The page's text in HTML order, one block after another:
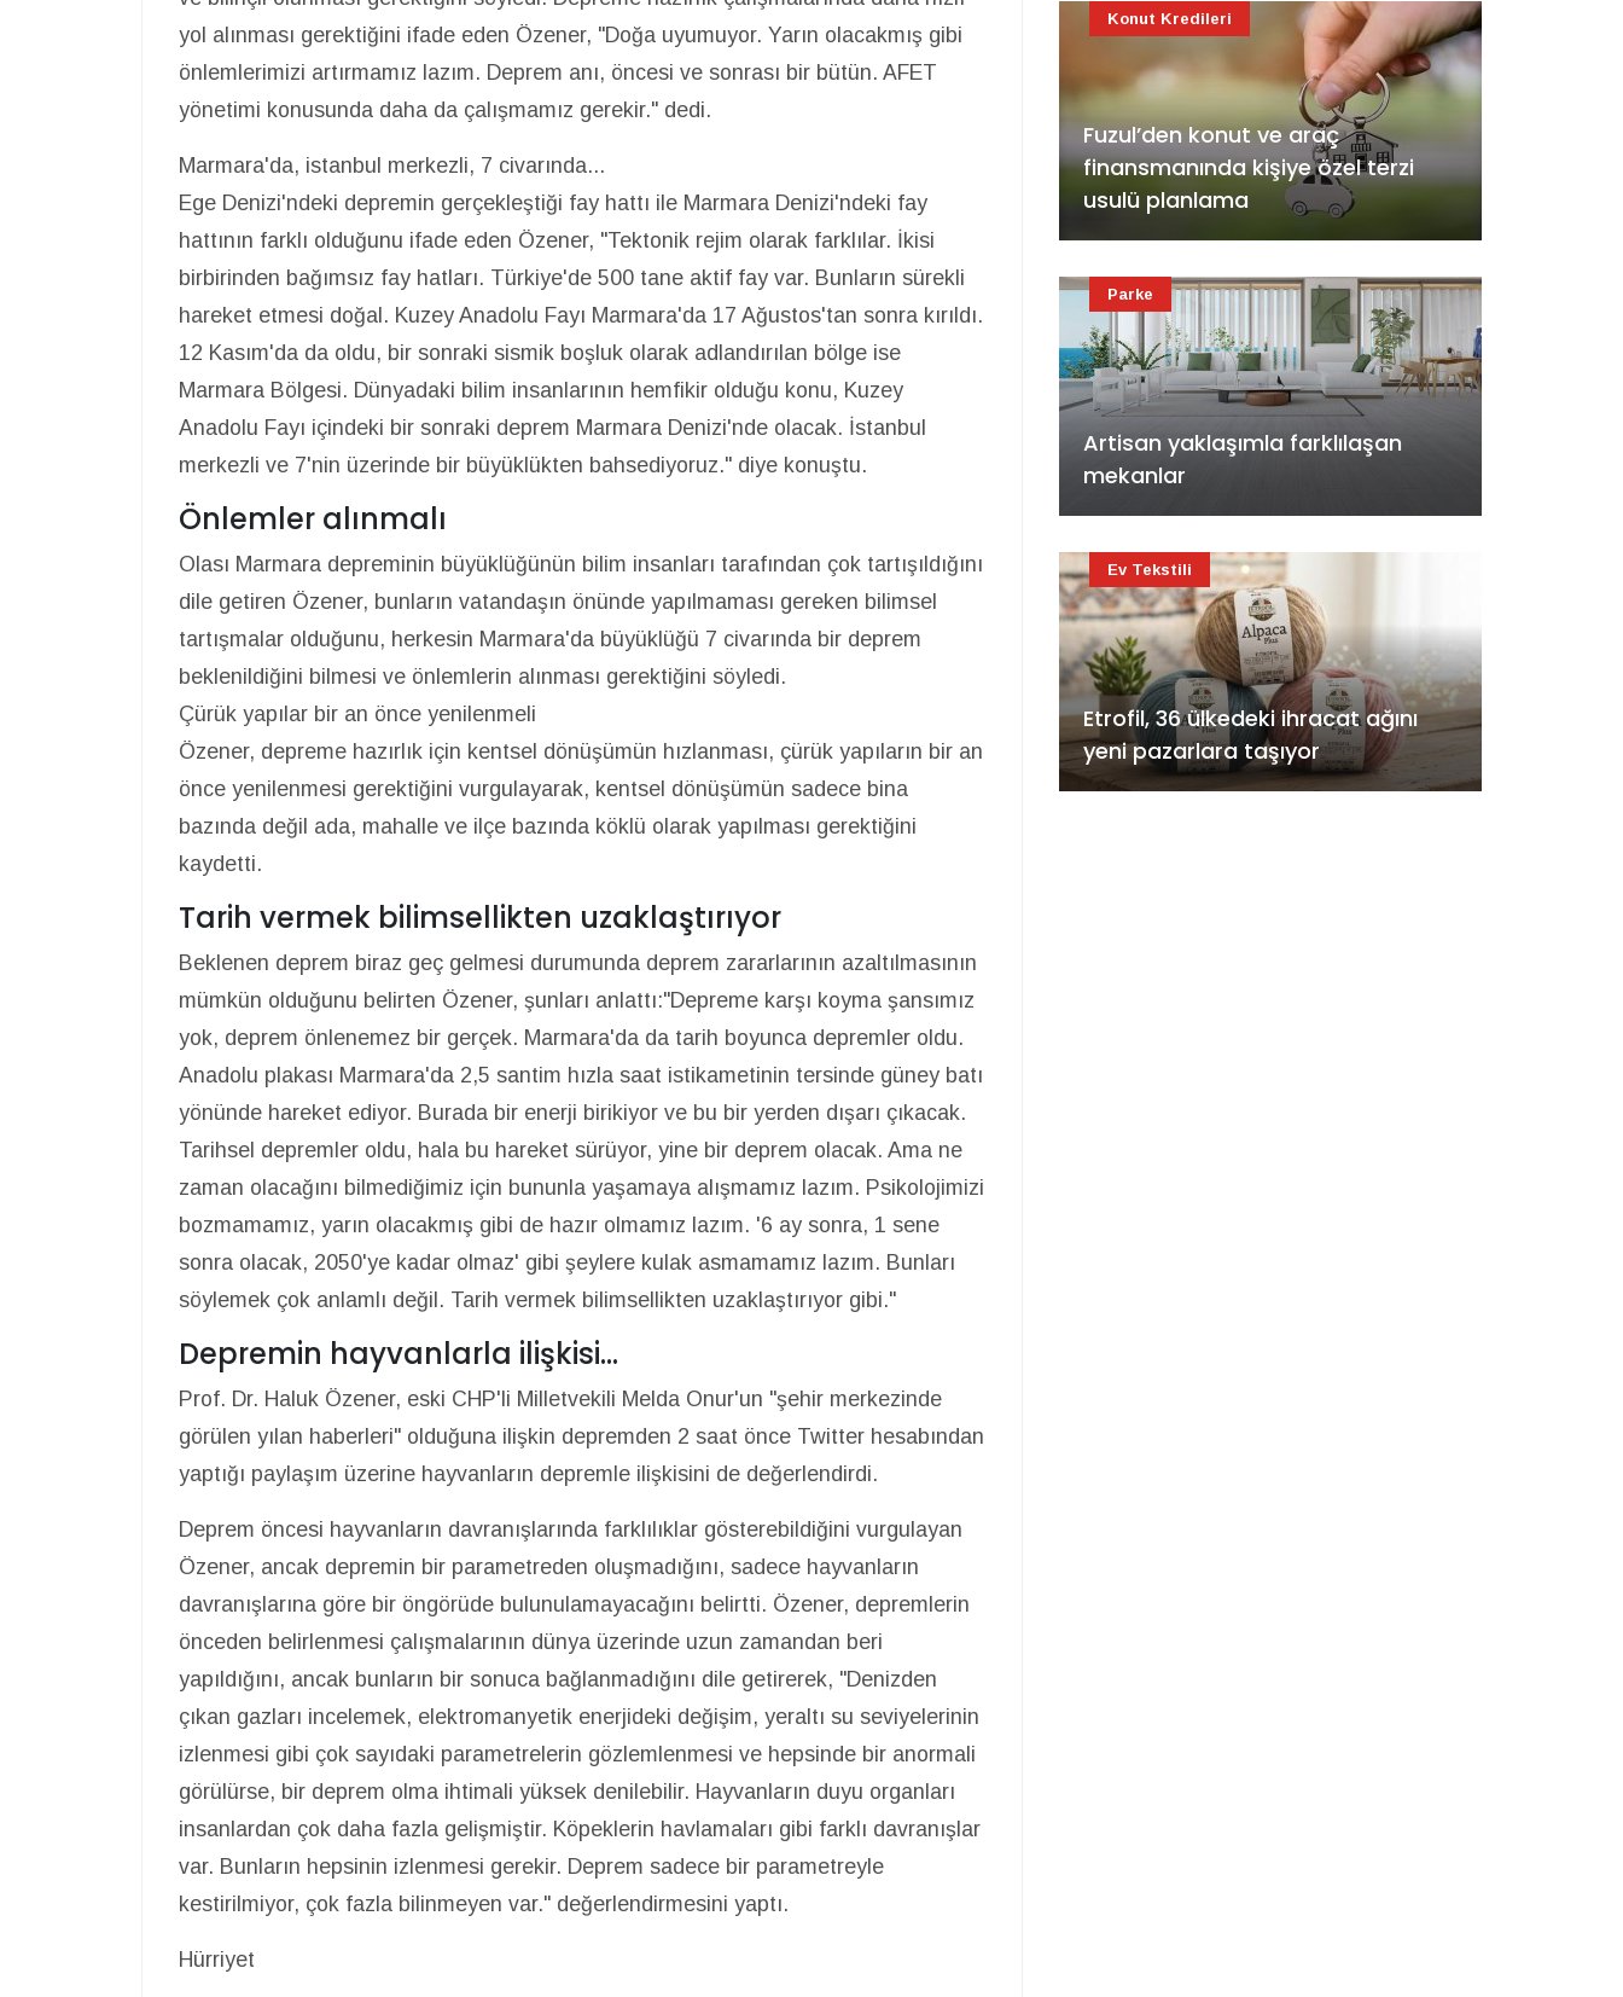
yol alınması gerektiğini ifade eden Özener, "Doğa uyumuyor. Yarın olacakmış gibi
önlemlerimizi artırmamız lazım. Deprem anı, öncesi ve sonrası bir bütün. AFET
yönetimi konusunda daha da çalışmamız gerekir." dedi.
Marmara'da, istanbul merkezli, 7 civarında...
Ege Denizi'ndeki depremin gerçekleştiği fay hattı ile Marmara Denizi'ndeki fay
hattının farklı olduğunu ifade eden Özener, "Tektonik rejim olarak farklılar. İkisi
birbirinden bağımsız fay hatları. Türkiye'de 500 tane aktif fay var. Bunların sürekli
hareket etmesi doğal. Kuzey Anadolu Fayı Marmara'da 17 Ağustos'tan sonra kırıldı.
12 Kasım'da da oldu, bir sonraki sismik boşluk olarak adlandırılan bölge ise
Marmara Bölgesi. Dünyadaki bilim insanlarının hemfikir olduğu konu, Kuzey
Anadolu Fayı içindeki bir sonraki deprem Marmara Denizi'nde olacak. İstanbul
merkezli ve 7'nin üzerinde bir büyüklükten bahsediyoruz." diye konuştu.
Önlemler alınmalı
Olası Marmara depreminin büyüklüğünün bilim insanları tarafından çok tartışıldığını
dile getiren Özener, bunların vatandaşın önünde yapılmaması gereken bilimsel
tartışmalar olduğunu, herkesin Marmara'da büyüklüğü 7 civarında bir deprem
beklenildiğini bilmesi ve önlemlerin alınması gerektiğini söyledi.
Çürük yapılar bir an önce yenilenmeli
Özener, depreme hazırlık için kentsel dönüşümün hızlanması, çürük yapıların bir an
önce yenilenmesi gerektiğini vurgulayarak, kentsel dönüşümün sadece bina
bazında değil ada, mahalle ve ilçe bazında köklü olarak yapılması gerektiğini
kaydetti.
Tarih vermek bilimsellikten uzaklaştırıyor
Beklenen deprem biraz geç gelmesi durumunda deprem zararlarının azaltılmasının
mümkün olduğunu belirten Özener, şunları anlattı:"Depreme karşı koyma şansımız
yok, deprem önlenemez bir gerçek. Marmara'da da tarih boyunca depremler oldu.
Anadolu plakası Marmara'da 2,5 santim hızla saat istikametinin tersinde güney batı
yönünde hareket ediyor. Burada bir enerji birikiyor ve bu bir yerden dışarı çıkacak.
Tarihsel depremler oldu, hala bu hareket sürüyor, yine bir deprem olacak. Ama ne
zaman olacağını bilmediğimiz için bununla yaşamaya alışmamız lazım. Psikolojimizi
bozmamamız, yarın olacakmış gibi de hazır olmamız lazım. '6 ay sonra, 1 sene
sonra olacak, 2050'ye kadar olmaz' gibi şeylere kulak asmamamız lazım. Bunları
söylemek çok anlamlı değil. Tarih vermek bilimsellikten uzaklaştırıyor gibi."
Depremin hayvanlarla ilişkisi...
Prof. Dr. Haluk Özener, eski CHP'li Milletvekili Melda Onur'un "şehir merkezinde
görülen yılan haberleri" olduğuna ilişkin depremden 2 saat önce Twitter hesabından
yaptığı paylaşım üzerine hayvanların depremle ilişkisini de değerlendirdi.
Deprem öncesi hayvanların davranışlarında farklılıklar gösterebildiğini vurgulayan
Özener, ancak depremin bir parametreden oluşmadığını, sadece hayvanların
davranışlarına göre bir öngörüde bulunulamayacağını belirtti. Özener, depremlerin
önceden belirlenmesi çalışmalarının dünya üzerinde uzun zamandan beri
yapıldığını, ancak bunların bir sonuca bağlanmadığını dile getirerek, "Denizden
çıkan gazları incelemek, elektromanyetik enerjideki değişim, yeraltı su seviyelerinin
izlenmesi gibi çok sayıdaki parametrelerin gözlemlenmesi ve hepsinde bir anormali
görülürse, bir deprem olma ihtimali yüksek denilebilir. Hayvanların duyu organları
insanlardan çok daha fazla gelişmiştir. Köpeklerin havlamaları gibi farklı davranışlar
var. Bunların hepsinin izlenmesi gerekir. Deprem sadece bir parametreyle
kestirilmiyor, çok fazla bilinmeyen var." değerlendirmesini yaptı.
Hürriyet
Fuzul’den konut ve araç
finansmanında kişiye özel terzi
usulü planlama
Konut Kredileri
Artisan yaklaşımla farklılaşan
mekanlar
Parke
Etrofil, 36 ülkedeki ihracat ağını
yeni pazarlara taşıyor
Ev Tekstili